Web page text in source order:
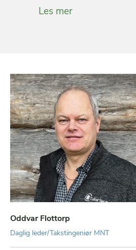
Les mer
Oddvar Flottorp
Daglig leder/Takstingeniør MNT